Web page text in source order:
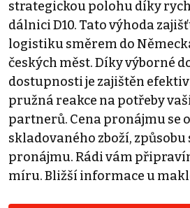
strategickou polohu díky
dálnici D10. Tato výhoda
logistiku směrem do
českých měst. Díky výborné
dostupnosti je zajištěn
pružná reakce na potřeby
partnerů. Cena pronájmu se
skladovaného zboží,
pronájmu. Rádi vám
míru. Bližší informace u